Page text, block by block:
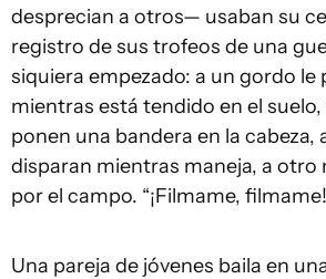
desprecian a otros— usaban su
registro de sus trofeos de una
siquiera empezado: a un gordo le
mientras está tendido en el
ponen una bandera en la cabeza,
disparan mientras maneja, a
por el campo. “¡Filmame,
Una pareja de jóvenes baila en